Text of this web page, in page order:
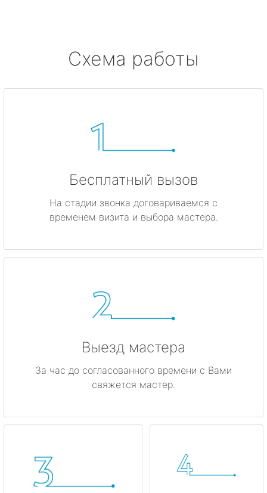
Схема работы
Бесплатный вызов
На стадии звонка договариваемся с
временем визита и выбора мастера.
Выезд мастера
За час до согласованного времени с Вами
свяжется мастер.